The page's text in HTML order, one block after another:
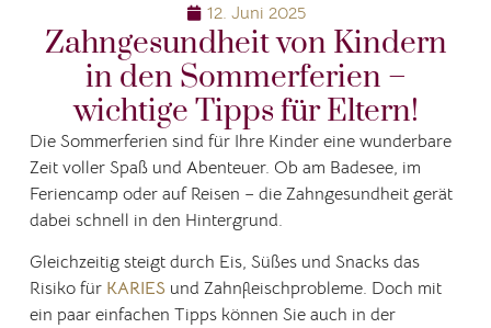
12. Juni 2025
Zahngesundheit von Kindern
in den Sommerferien –
wichtige Tipps für Eltern!
Die Sommerferien sind für Ihre Kinder eine wunderbare
Zeit voller Spaß und Abenteuer. Ob am Badesee, im
Feriencamp oder auf Reisen – die Zahngesundheit gerät
dabei schnell in den Hintergrund.
Gleichzeitig steigt durch Eis, Süßes und Snacks das
Risiko für KARIESund Zahnfleischprobleme. Doch mit
ein paar einfachen Tipps können Sie auch in der